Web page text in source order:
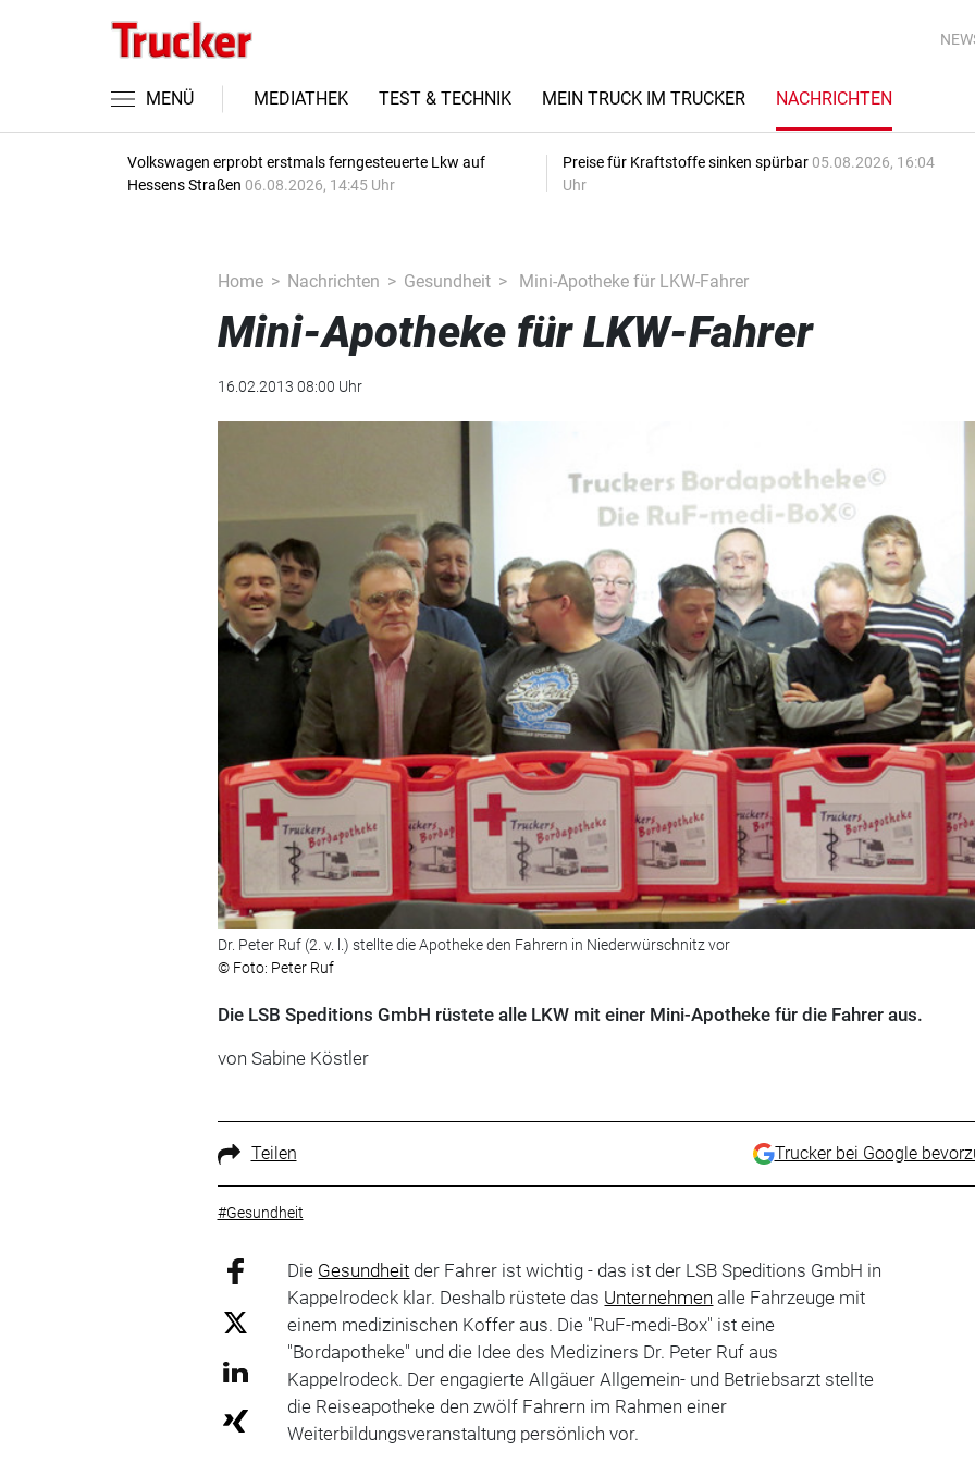
MENÜ MEDIATHEK TEST & TECHNIK MEIN TRUCK IM TRUCKER NACHRICHTEN
Volkswagen erprobt erstmals ferngesteuerte Lkw auf
Hessens Straßen 06.08.2026, 14:45 Uhr
Preise für Kraftstoffe sinken spürbar 05.08.2026, 16:04
Uhr
Home Nachrichten Gesundheit Mini-Apotheke für LKW-Fahrer
Mini-Apotheke für LKW-Fahrer
16.02.2013 08:00 Uhr
Dr. Peter Ruf (2. v. l.) stellte die Apotheke den Fahrern in Niederwürschnitz vor
© Foto: Peter Ruf
Die LSB Speditions GmbH rüstete alle LKW mit einer Mini-Apotheke für die Fahrer aus.
von Sabine Köstler
Teilen Trucker bei Google
#Gesundheit
Die Gesundheit der Fahrer ist wichtig - das ist der LSB Speditions GmbH in
Kappelrodeck klar. Deshalb rüstete das Unternehmen alle Fahrzeuge mit
einem medizinischen Koffer aus. Die "RuF-medi-Box" ist eine
"Bordapotheke" und die Idee des Mediziners Dr. Peter Ruf aus
Kappelrodeck. Der engagierte Allgäuer Allgemein- und Betriebsarzt stellte
die Reiseapotheke den zwölf Fahrern im Rahmen einer
Weiterbildungsveranstaltung persönlich vor.